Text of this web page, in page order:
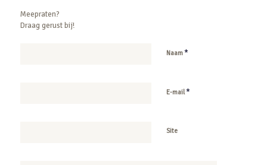
Meepraten?
Draag gerust bij!
Naam*
E-mail*
Site